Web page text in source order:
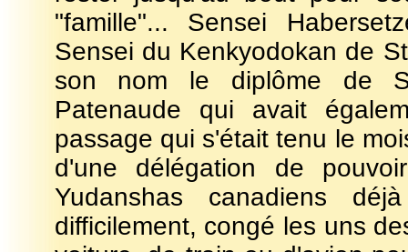
"famille"... Sensei
Sensei du Kenkyodokan de
son nom le diplôme de
Patenaude qui avait
passage qui s'était tenu le
d'une délégation de
Yudanshas canadiens
difficilement, congé les uns